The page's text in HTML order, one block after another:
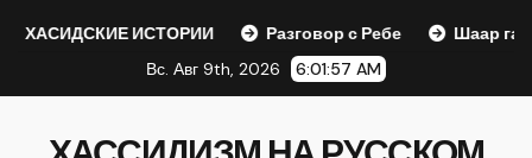
ИСТОРИИ Разговор с Ребе
Шаар гайихуд гл. 1
Вс. Авг 9th, 2026
6:01:58 AM